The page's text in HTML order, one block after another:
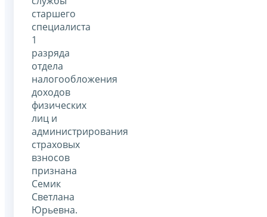
старшего
специалиста
1
разряда
отдела
налогообложения
доходов
физических
лиц и
администрирования
страховых
взносов
признана
Семик
Светлана
Юрьевна.